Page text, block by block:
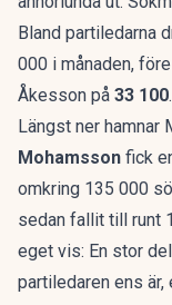
Bland partiledarna
000 i månaden,
Åkesson på 33 100.
Längst ner hamnar
Mohamsson fick
omkring 135 000
sedan fallit till runt
eget vis: En stor
partiledaren ens